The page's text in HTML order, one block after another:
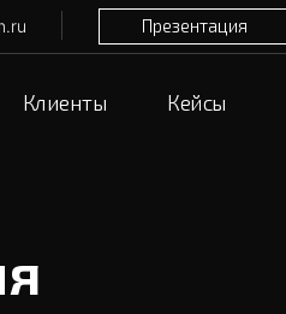
Презентация
Клиенты Кейсы